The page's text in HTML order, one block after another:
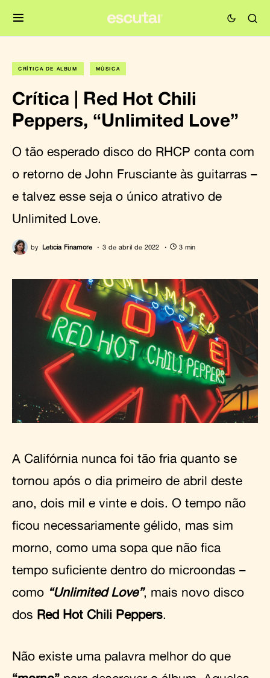
CRÍTICA DE ÁLBUM MÚSICA
Crítica | Red Hot Chili
Peppers, “Unlimited Love”
O tão esperado disco do RHCP conta com
o retorno de John Frusciante às guitarras –
e talvez esse seja o único atrativo de
Unlimited Love.
by Letícia Finamore 3 de abril de 2022 3 min
A Califórnia nunca foi tão fria quanto se
tornou após o dia primeiro de abril deste
ano, dois mil e vinte e dois. O tempo não
ficou necessariamente gélido, mas sim
morno, como uma sopa que não fica
tempo suficiente dentro do microondas –
como “Unlimited Love”, mais novo disco
dos Red Hot Chili Peppers.
Não existe uma palavra melhor do que